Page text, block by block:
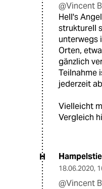
@Vincent
Hell's
strukturell
unterwegs
Orten,
gänzlich
Teilnahme
jederzeit
Vielleicht
Vergleich
H
18.06.2020,
@Vincent